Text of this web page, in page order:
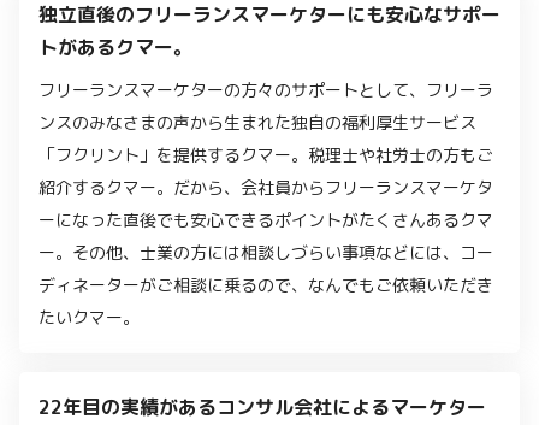
独立直後のフリーランスマーケターにも安心なサポー
トがあるクマー。
フリーランスマーケターの方々のサポートとして、フリーラ
ンスのみなさまの声から生まれた独自の福利厚生サービス
「フクリント」を提供するクマー。税理士や社労士の方もご
紹介するクマー。だから、会社員からフリーランスマーケタ
ーになった直後でも安心できるポイントがたくさんあるクマ
ー。その他、士業の方には相談しづらい事項などには、コー
ディネーターがご相談に乗るので、なんでもご依頼いただき
たいクマー。
22年目の実績があるコンサル会社によるマーケター